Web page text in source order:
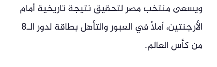
ويسعى منتخب مصر لتحقيق نتيجة تاريخية أمام
الأرجنتين، أملًا في العبور والتأهل بطاقة لدور الـ8
من كأس العالم.